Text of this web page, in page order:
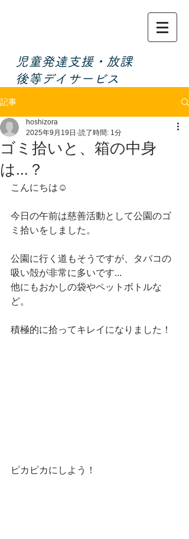
​児童発達支援・放課
後等デイサービス
記事
ゴミ拾いと、箱の中身
は...？
hoshizora
2025年9月19日 読了時間: 1分
こんにちは☺️
今日の午前は慈善活動として公園のゴ
ミ拾いをしました。
公園に行く道もそうですが、タバコの
吸い殻が非常に多いです...
他にもおかしの袋やペットボトルな
ど。
積極的に拾ってキレイになりました！
ピカピカにしよう！